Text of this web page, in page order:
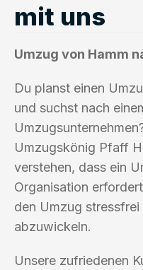
mit uns
Umzug von Hamm
Du planst einen
und suchst nach
Umzugskönig Pfaff
verstehen, dass ein
Organisation
den Umzug
abzuwickeln.
Unsere zufriedenen